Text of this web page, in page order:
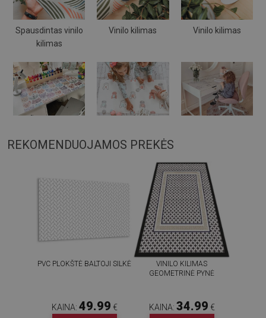
Spausdintas vinilo
kilimas
Vinilo kilimas Vinilo kilimas
REKOMENDUOJAMOS PREKĖS
PVC PLOKŠTĖ BALTOJI SILKĖ
KAINA: 49.99 €
VINILO KILIMAS
GEOMETRINĖ PYNĖ
KAINA: 34.99 €